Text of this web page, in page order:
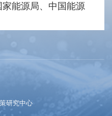
能源局、中国能源
研究中心